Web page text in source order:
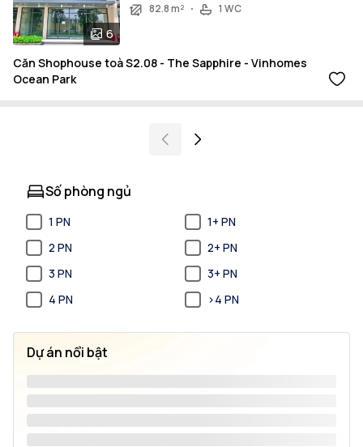
6
82.8 m²
1 WC
Căn Shophouse toà S2.08 - The Sapphire - Vinhomes
Ocean Park
Số phòng ngủ
1 PN
1+ PN
2 PN
2+ PN
3 PN
3+ PN
4 PN
>4 PN
Dự án nổi bật